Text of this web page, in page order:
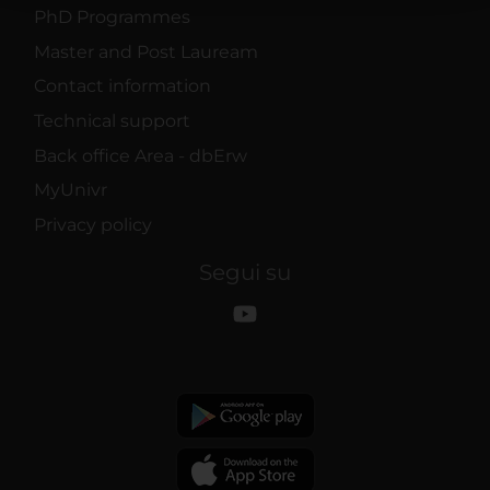
raccolto dal tuo utilizzo dei loro servizi.
PhD Programmes
Master and Post Lauream
Contact information
Technical support
Back office Area - dbErw
MyUnivr
Privacy policy
Segui su